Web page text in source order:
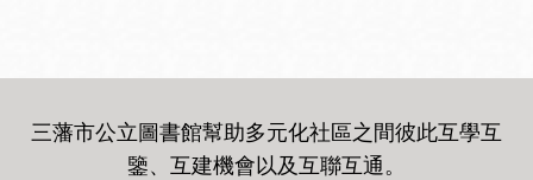
三藩市公立圖書館幫助多元化社區之間彼此互學互
鑒、互建機會以及互聯互通。